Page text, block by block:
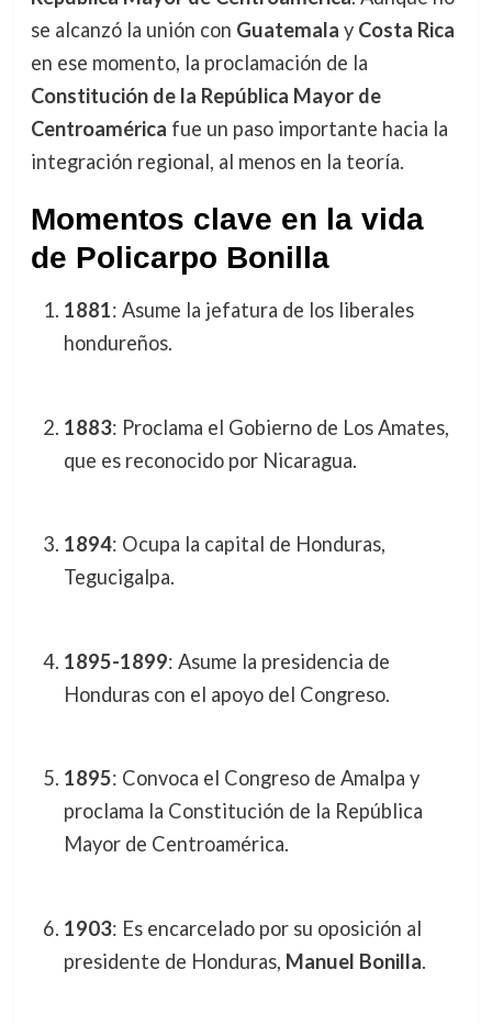
se alcanzó la unión con Guatemala y Costa Rica
en ese momento, la proclamación de la
Constitución de la República Mayor de
Centroamérica fue un paso importante hacia la
integración regional, al menos en la teoría.
Momentos clave en la vida
de Policarpo Bonilla
1881: Asume la jefatura de los liberales
hondureños.
1883: Proclama el Gobierno de Los Amates,
que es reconocido por Nicaragua.
1894: Ocupa la capital de Honduras,
Tegucigalpa.
1895-1899: Asume la presidencia de
Honduras con el apoyo del Congreso.
1895: Convoca el Congreso de Amalpa y
proclama la Constitución de la República
Mayor de Centroamérica.
1903: Es encarcelado por su oposición al
presidente de Honduras, Manuel Bonilla.